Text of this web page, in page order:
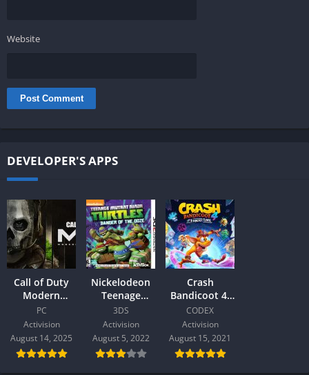
Website
DEVELOPER'S APPS
Call of Duty
Modern
Warfare II
2022 PC
PC
Activision
August 14, 2025
Nickelodeon
Teenage
Mutant Ninja
Turtles 3DS
3DS
Activision
August 5, 2022
Crash
Bandicoot 4:
It’s About
Time Free PC
CODEX
Activision
August 15, 2021